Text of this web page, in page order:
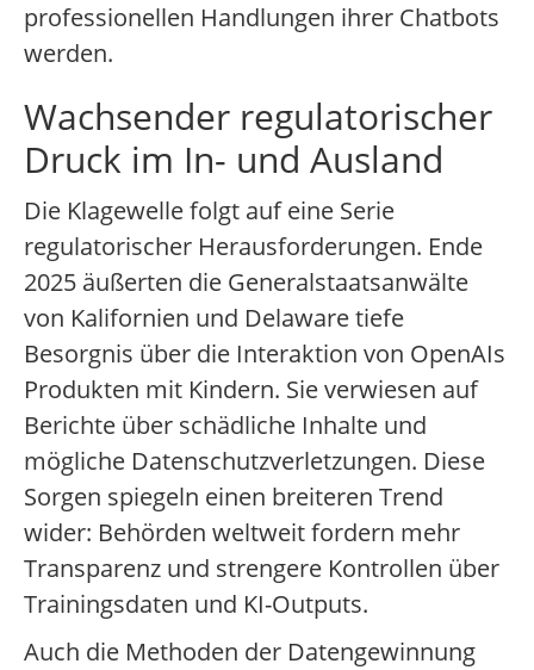
professionellen Handlungen ihrer Chatbots
werden.
Wachsender regulatorischer
Druck im In- und Ausland
Die Klagewelle folgt auf eine Serie
regulatorischer Herausforderungen. Ende
2025 äußerten die Generalstaatsanwälte
von Kalifornien und Delaware tiefe
Besorgnis über die Interaktion von OpenAIs
Produkten mit Kindern. Sie verwiesen auf
Berichte über schädliche Inhalte und
mögliche Datenschutzverletzungen. Diese
Sorgen spiegeln einen breiteren Trend
wider: Behörden weltweit fordern mehr
Transparenz und strengere Kontrollen über
Trainingsdaten und KI-Outputs.
Auch die Methoden der Datengewinnung